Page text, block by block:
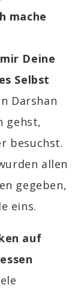
mache
Deine
Selbst
Darshan
gehst,
besuchst.
allen
gegeben,
eins.
auf